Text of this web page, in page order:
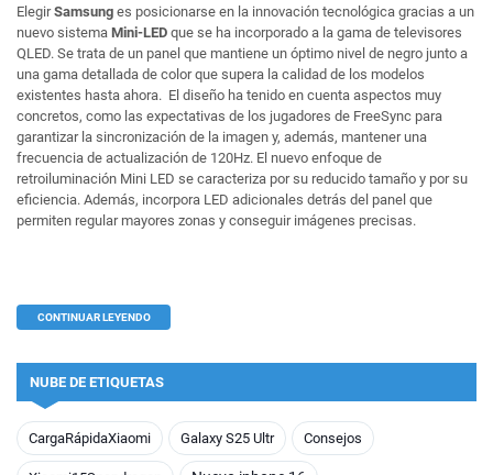
ElegirSamsung es posicionarse en la innovación tecnológica gracias a un
nuevo sistema Mini-LED que se ha incorporado a la gama de televisores
QLED. Se trata de un panel que mantiene un óptimo nivel de negro junto a
una gama detallada de color que supera la calidad de los modelos
existentes hasta ahora. El diseño ha tenido en cuenta aspectos muy
concretos, como las expectativas de los jugadores de FreeSync para
garantizar la sincronización de la imagen y, además, mantener una
frecuencia de actualización de 120Hz. El nuevo enfoque de
retroiluminación Mini LED se caracteriza por su reducido tamaño y por su
eficiencia. Además, incorpora LED adicionales detrás del panel que
permiten regular mayores zonas y conseguir imágenes precisas.
CONTINUAR LEYENDO
NUBE DE ETIQUETAS
CargaRápidaXiaomi Galaxy S25 Ultr Consejos